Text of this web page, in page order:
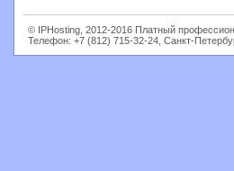
© IPHosting, 2012-2016 Платный
Телефон: +7 (812) 715-32-24, Санкт-